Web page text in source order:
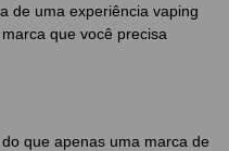
de uma experiência vaping
que você precisa
que apenas uma marca de